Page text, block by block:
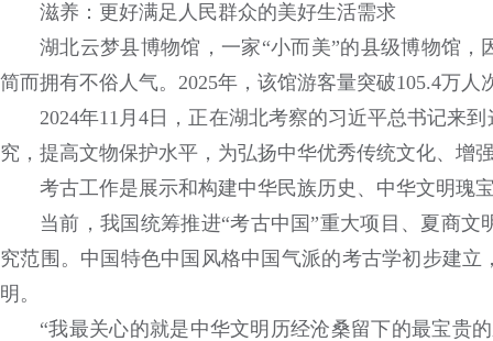
滋养：更好满足人民群众的美好生活需求
湖北云梦县博物馆，一家“小而美”的县级博物馆
简而拥有不俗人气。2025年，该馆游客量突破105.4万人
2024年11月4日，正在湖北考察的习近平总书记来
究，提高文物保护水平，为弘扬中华优秀传统文化、增
考古工作是展示和构建中华民族历史、中华文明瑰
当前，我国统筹推进“考古中国”重大项目、夏商
究范围。中国特色中国风格中国气派的考古学初步建
明。
“我最关心的就是中华文明历经沧桑留下的最宝贵